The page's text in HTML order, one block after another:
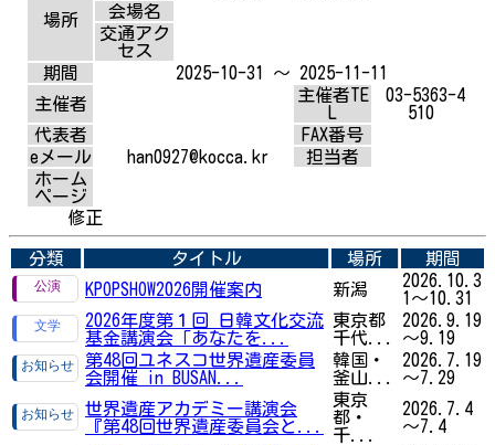
場所
会場名
交通アク
セス
期間
2025-10-31 ～ 2025-11-11
主催者
主催者TE
03-5363-4
510
代表者
FAX番号
eメール
han0927@kocca.kr
担当者
ホーム
ページ
修正
分類 タイトル 場所
期間
KPOPSHOW2026開催案内
新潟
2026.10.3
1～10.31
2026年度第１回 日韓文化交流
基金講演会「あなたを...
東京都
千代...
2026.9.19
～9.19
第48回ユネスコ世界遺産委員
会開催 in BUSAN...
韓国・
釜山...
2026.7.19
～7.29
世界遺産アカデミー講演会
『第48回世界遺産委員会と...
東京
都・
千...
2026.7.4
～7.4